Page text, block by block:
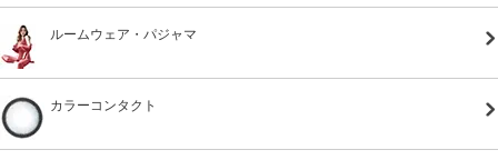
ルームウェア・パジャマ
カラーコンタクト